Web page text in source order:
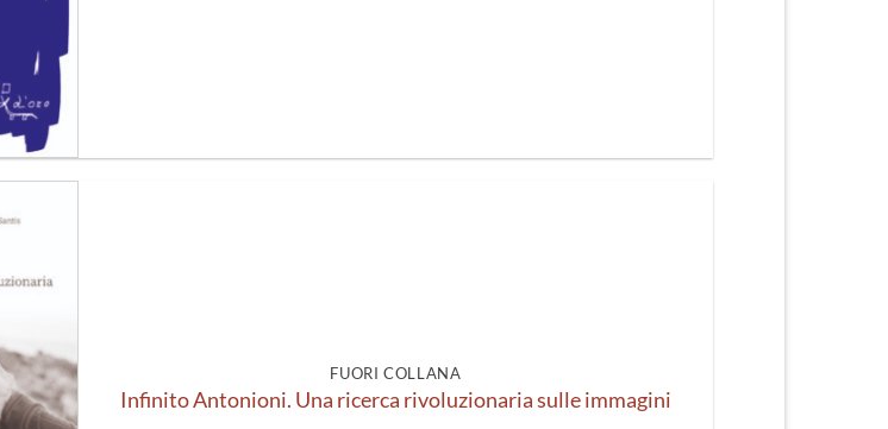
dei
FUORI COLLANA
Infinito Antonioni. Una ricerca rivoluzionaria sulle immagini